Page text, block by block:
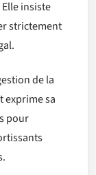
insiste
strictement
de la
exprime sa
pour